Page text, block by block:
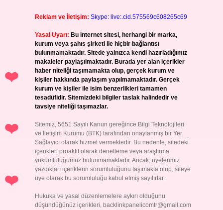
Reklam ve İletişim: Skype: live:.cid.575569c608265c69
Yasal Uyarı: Bu internet sitesi, herhangi bir marka,
kurum veya şahıs şirketi ile hiçbir bağlantısı
bulunmamaktadır. Sitede yalnızca kendi hazırladığımız
makaleler paylaşılmaktadır. Burada yer alan içerikler
haber niteliği taşımamakta olup, gerçek kurum ve
kişiler hakkında paylaşım yapılmamaktadır. Gerçek
kurum ve kişiler ile isim benzerlikleri tamamen
tesadüfidir. Sitemizdeki bilgiler taslak halindedir ve
tavsiye niteliği taşımazlar.
Sitemiz, 5651 Sayılı Kanun gereğince Bilgi Teknolojileri
ve İletişim Kurumu (BTK) tarafından onaylanmış bir Yer
Sağlayıcı olarak hizmet vermektedir. Bu nedenle, sitedeki
içerikleri proaktif olarak denetleme veya araştırma
yükümlülüğümüz bulunmamaktadır. Ancak, üyelerimiz
yazdıkları içeriklerin sorumluluğunu taşımakta olup, siteye
üye olarak bu sorumluluğu kabul etmiş sayılırlar.
Hukuka ve yasal düzenlemelere aykırı olduğunu
düşündüğünüz içerikleri, backlinkpanelicomtr@gmail.com